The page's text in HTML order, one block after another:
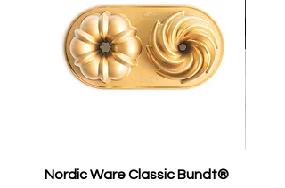
Nordic Ware Classic Bundt®